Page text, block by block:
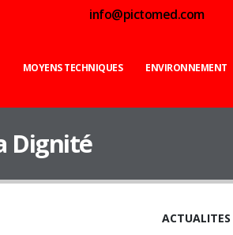
info@pictomed.com
MOYENS TECHNIQUES ENVIRONNEMENT
Dignité
ACTUALITES